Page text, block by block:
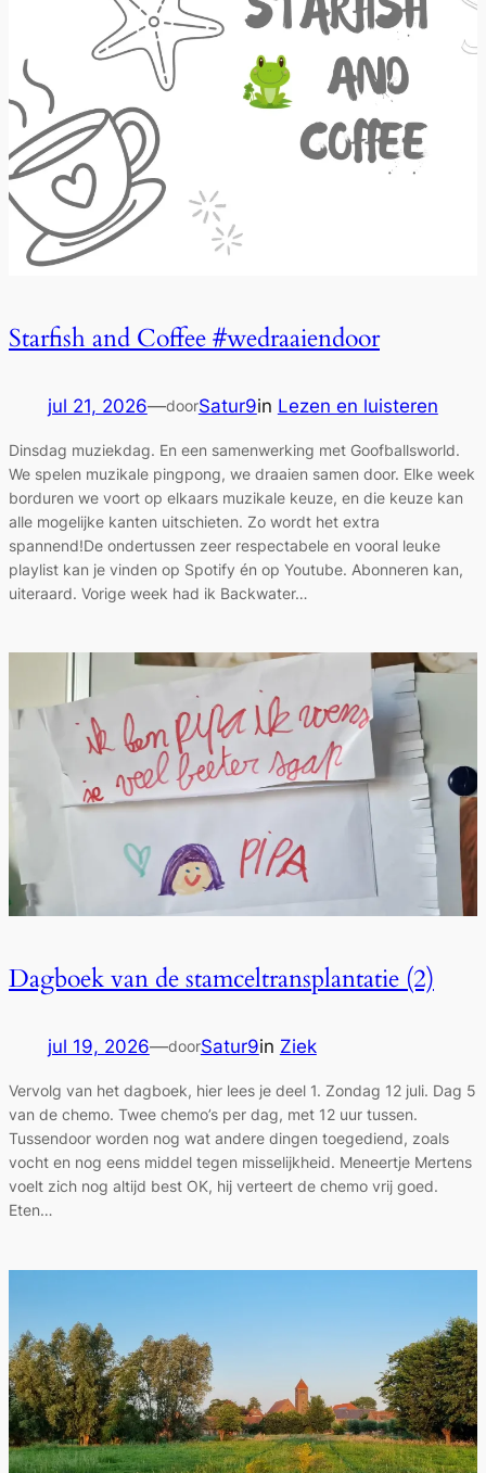
Starfish and Coffee #wedraaiendoor
jul 21, 2026—doorSatur9in Lezen en luisteren
Dinsdag muziekdag. En een samenwerking met Goofballsworld.
We spelen muzikale pingpong, we draaien samen door. Elke week
borduren we voort op elkaars muzikale keuze, en die keuze kan
alle mogelijke kanten uitschieten. Zo wordt het extra
spannend!De ondertussen zeer respectabele en vooral leuke
playlist kan je vinden op Spotify én op Youtube. Abonneren kan,
uiteraard. Vorige week had ik Backwater…
Dagboek van de stamceltransplantatie (2)
jul 19, 2026—doorSatur9in Ziek
Vervolg van het dagboek, hier lees je deel 1. Zondag 12 juli. Dag 5
van de chemo. Twee chemo’s per dag, met 12 uur tussen.
Tussendoor worden nog wat andere dingen toegediend, zoals
vocht en nog eens middel tegen misselijkheid. Meneertje Mertens
voelt zich nog altijd best OK, hij verteert de chemo vrij goed.
Eten…